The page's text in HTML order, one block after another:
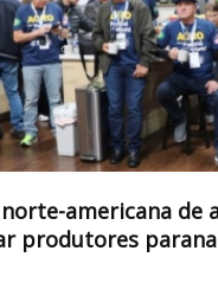
americana de
produtores